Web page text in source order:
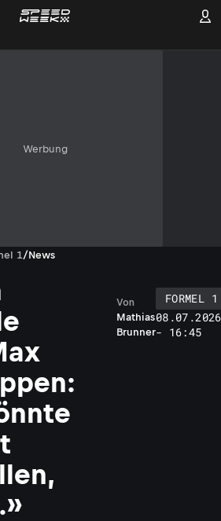
Werbung
1/News
Mathias
Brunner
Von
FORMEL 1
08.07.2026
- 16:45